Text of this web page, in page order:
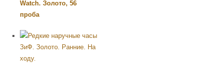
Watch. Золото, 56
проба